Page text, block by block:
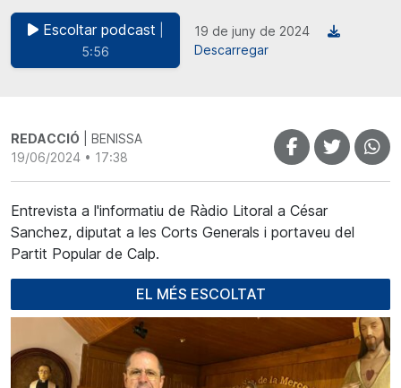
Escoltar podcast
5:56
19 de juny de 2024
Descarregar
REDACCIÓ | BENISSA
19/06/2024 • 17:38
Entrevista a l'informatiu de Ràdio Litoral a César
Sanchez, diputat a les Corts Generals i portaveu del
Partit Popular de Calp.
EL MÉS ESCOLTAT